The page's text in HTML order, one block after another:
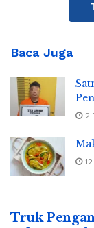
Baca Juga
2
12
Truk